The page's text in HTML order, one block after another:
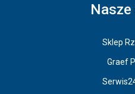
Sklep
Graef